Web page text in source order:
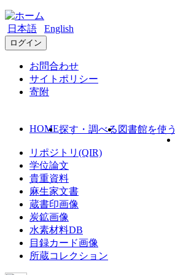
日本語 English
ログイン
お問合わせ
サイトポリシー
寄附
HOME探す・調べる 図書館を使う
リポジトリ(QIR)
学位論文
貴重資料
麻生家文書
蔵書印画像
炭鉱画像
水素材料DB
目録カード画像
所蔵コレクション